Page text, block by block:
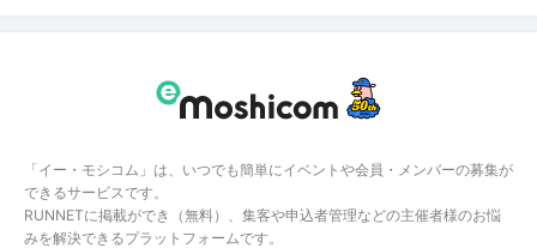
「イー・モシコム」は、いつでも簡単にイベントや会員・メンバーの募集が
できるサービスです。
RUNNETに掲載ができ（無料）、集客や申込者管理などの主催者様のお悩
みを解決できるプラットフォームです。